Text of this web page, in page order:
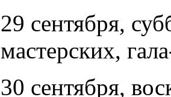
29 сентября,
мастерских,
30 сентября,